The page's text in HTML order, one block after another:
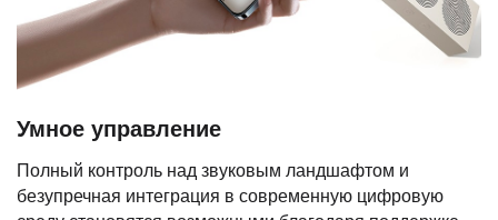
Умное управление
Полный контроль над звуковым ландшафтом и
безупречная интеграция в современную цифровую